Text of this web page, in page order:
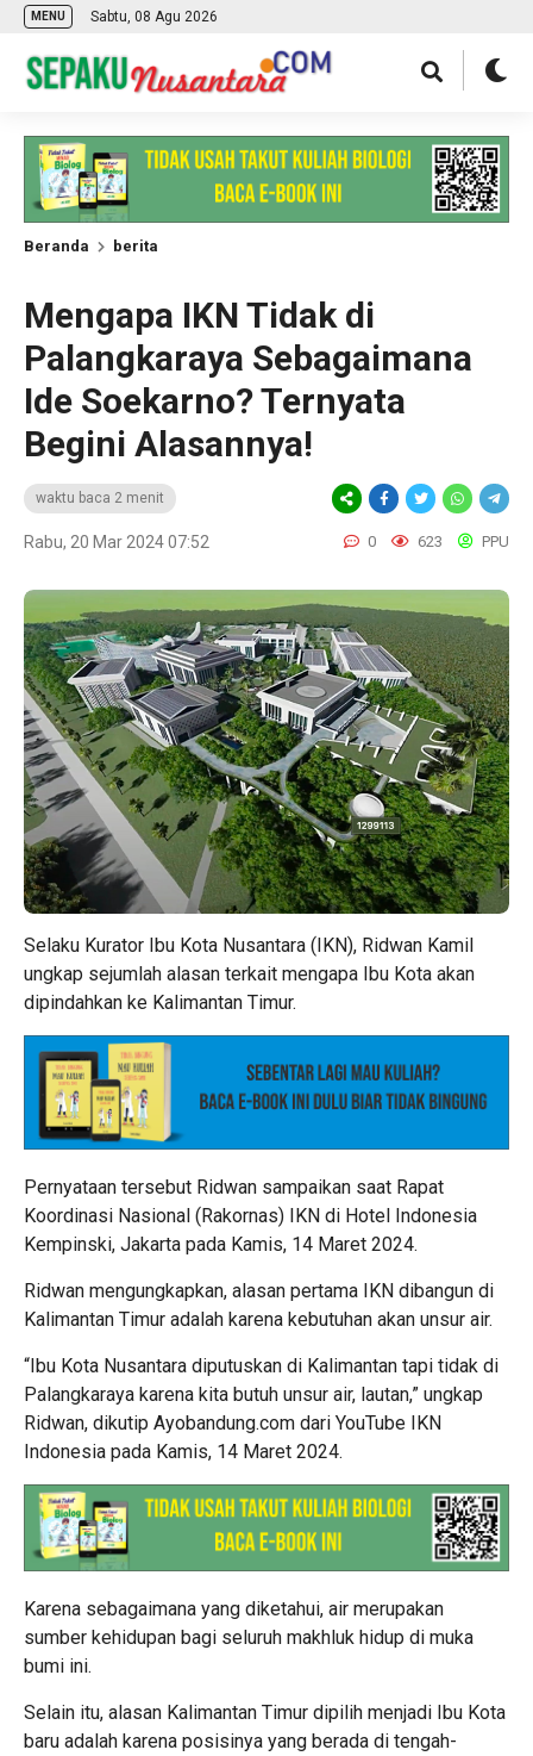
MENU Sabtu, 08 Agu 2026
Beranda berita
Mengapa IKN Tidak di
Palangkaraya Sebagaimana
Ide Soekarno? Ternyata
Begini Alasannya!
waktu baca 2 menit
Rabu, 20 Mar 2024 07:52 0 623 PPU
Selaku Kurator Ibu Kota Nusantara (IKN), Ridwan Kamil
ungkap sejumlah alasan terkait mengapa Ibu Kota akan
dipindahkan ke Kalimantan Timur.
Pernyataan tersebut Ridwan sampaikan saat Rapat
Koordinasi Nasional (Rakornas) IKN di Hotel Indonesia
Kempinski, Jakarta pada Kamis, 14 Maret 2024.
Ridwan mengungkapkan, alasan pertama IKN dibangun di
Kalimantan Timur adalah karena kebutuhan akan unsur air.
“Ibu Kota Nusantara diputuskan di Kalimantan tapi tidak di
Palangkaraya karena kita butuh unsur air, lautan,” ungkap
Ridwan, dikutip Ayobandung.com dari YouTube IKN
Indonesia pada Kamis, 14 Maret 2024.
Karena sebagaimana yang diketahui, air merupakan
sumber kehidupan bagi seluruh makhluk hidup di muka
bumi ini.
Selain itu, alasan Kalimantan Timur dipilih menjadi Ibu Kota
baru adalah karena posisinya yang berada di tengah-